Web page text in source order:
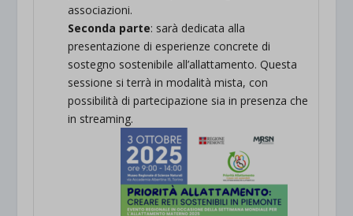
associazioni.
Seconda parte: sarà dedicata alla
presentazione di esperienze concrete di
sostegno sostenibile all’allattamento. Questa
sessione si terrà in modalità mista, con
possibilità di partecipazione sia in presenza che
in streaming.